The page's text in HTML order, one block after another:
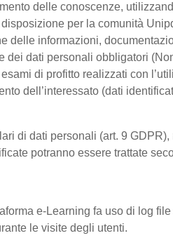
delle conoscenze,
disposizione per la comunità
delle informazioni,
dei dati personali obbligatori
di profitto realizzati con
dell’interessato (dati
di dati personali (art. 9
potranno essere trattate
e-Learning fa uso di log
le visite degli utenti.